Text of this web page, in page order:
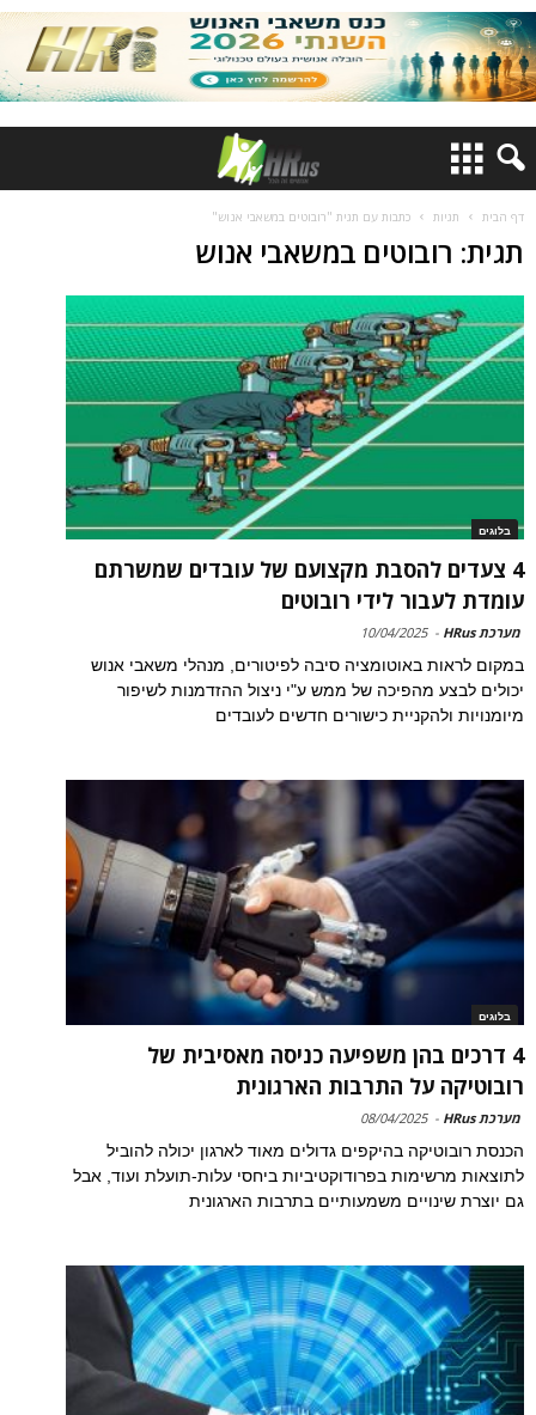
דף הבית תגיות כתבות עם תגית "רובוטים במשאבי אנוש"
תגית: רובוטים במשאבי אנוש
בלוגים
4 צעדים להסבת מקצועם של עובדים שמשרתם
עומדת לעבור לידי רובוטים
מערכת HRus -
10/04/2025
במקום לראות באוטומציה סיבה לפיטורים, מנהלי משאבי אנוש
יכולים לבצע מהפיכה של ממש ע"י ניצול ההזדמנות לשיפור
מיומנויות ולהקניית כישורים חדשים לעובדים
בלוגים
4 דרכים בהן משפיעה כניסה מאסיבית של
רובוטיקה על התרבות הארגונית
מערכת HRus -
08/04/2025
הכנסת רובוטיקה בהיקפים גדולים מאוד לארגון יכולה להוביל
לתוצאות מרשימות בפרודוקטיביות ביחסי עלות-תועלת ועוד, אבל
גם יוצרת שינויים משמעותיים בתרבות הארגונית